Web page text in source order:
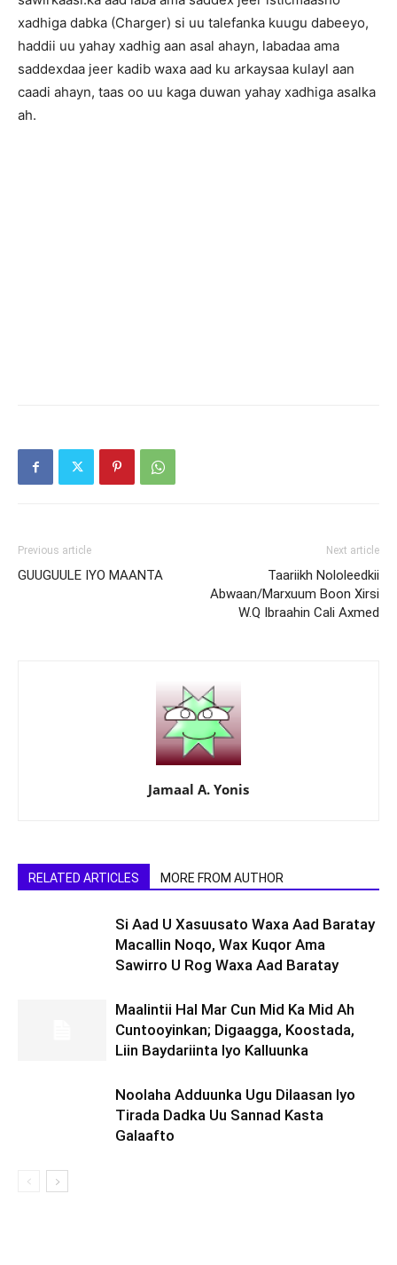
xadhiga dabka (Charger) si uu talefanka kuugu dabeeyo,
haddii uu yahay xadhig aan asal ahayn, labadaa ama
saddexdaa jeer kadib waxa aad ku arkaysaa kulayl aan
caadi ahayn, taas oo uu kaga duwan yahay xadhiga asalka
ah.
Previous article
GUUGUULE IYO MAANTA
Next article
Taariikh Nololeedkii
Abwaan/Marxuum Boon Xirsi
W.Q Ibraahin Cali Axmed
Jamaal A. Yonis
RELATED ARTICLES MORE FROM AUTHOR
Si Aad U Xasuusato Waxa Aad Baratay
Macallin Noqo, Wax Kuqor Ama
Sawirro U Rog Waxa Aad Baratay
Maalintii Hal Mar Cun Mid Ka Mid Ah
Cuntooyinkan; Digaagga, Koostada,
Liin Baydariinta Iyo Kalluunka
Noolaha Adduunka Ugu Dilaasan Iyo
Tirada Dadka Uu Sannad Kasta
Galaafto